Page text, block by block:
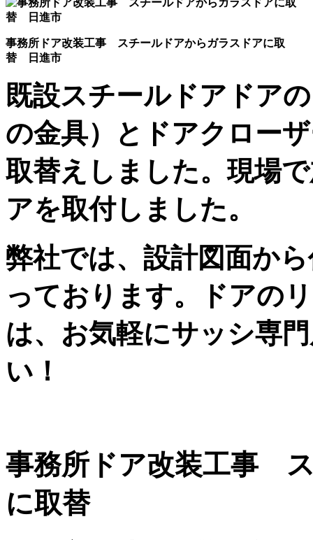
事務所ドア改装工事 スチールドアからガラスドアに取
替 日進市
既設スチールドアドア
の金具）とドアクロー
取替えしました。現場
アを取付しました。
弊社では、設計図面か
っております。ドアの
は、お気軽にサッシ専
い！
事務所ドア改装工事
に取替